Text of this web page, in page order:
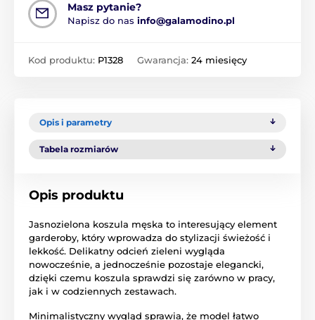
Masz pytanie?
Napisz do nas info@galamodino.pl
Kod produktu: P1328 Gwarancja: 24 miesięcy
Opis i parametry
Tabela rozmiarów
Opis produktu
Jasnozielona koszula męska to interesujący element
garderoby, który wprowadza do stylizacji świeżość i
lekkość. Delikatny odcień zieleni wygląda
nowocześnie, a jednocześnie pozostaje elegancki,
dzięki czemu koszula sprawdzi się zarówno w pracy,
jak i w codziennych zestawach.
Minimalistyczny wygląd sprawia, że model łatwo